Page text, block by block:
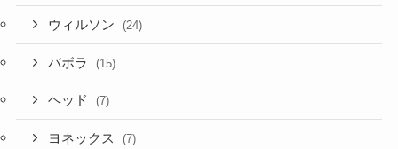
ウィルソン (24)
バボラ (15)
ヘッド (7)
ヨネックス (7)